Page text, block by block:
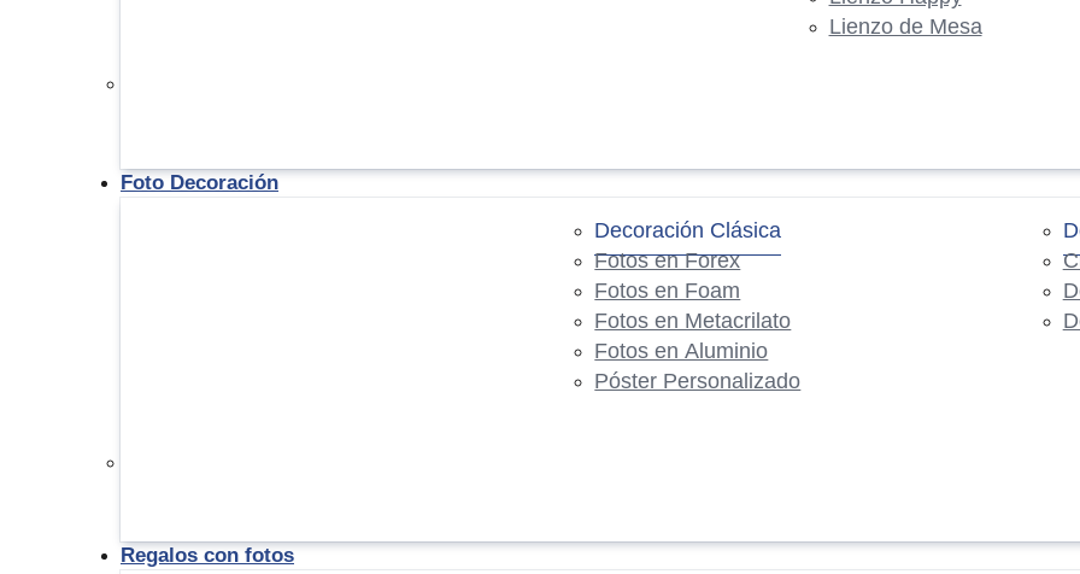
Lienzo de Mesa
Foto Decoración
Decoración Clásica
Fotos en Forex
Fotos en Foam
Fotos en Metacrilato
Fotos en Aluminio
Póster Personalizado
Regalos con fotos